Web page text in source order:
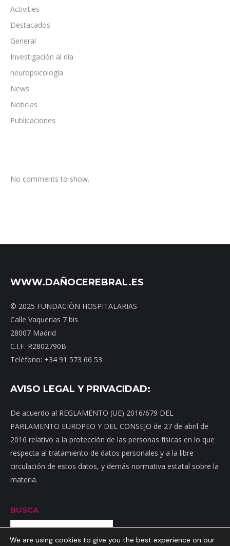
Activities
Destacados
General
Investigación al día
neuropsicología
News
Noticias
Publicaciones
No comments to show.
WWW.DAÑOCEREBRAL.ES
© 2025 FUNDACIÓN HOSPITALARIAS
Calle Vaquerías 7 bis
28007 Madrid
C.I.F. R2802790B
Teléfono: +34 91 573 66 53
AVISO LEGAL Y PRIVACIDAD:
De acuerdo al REGLAMENTO (UE) 2016/679 DEL
PARLAMENTO EUROPEO Y DEL CONSEJO de 27 de abril de
2016 relativo a la protección de las personas físicas en lo que
respecta al tratamiento de datos personales y a la libre
circulación de estos datos, y demás normativa estatal sobre la
materia.
BUSCA
Buscar
We are using cookies to give you the best experience on our